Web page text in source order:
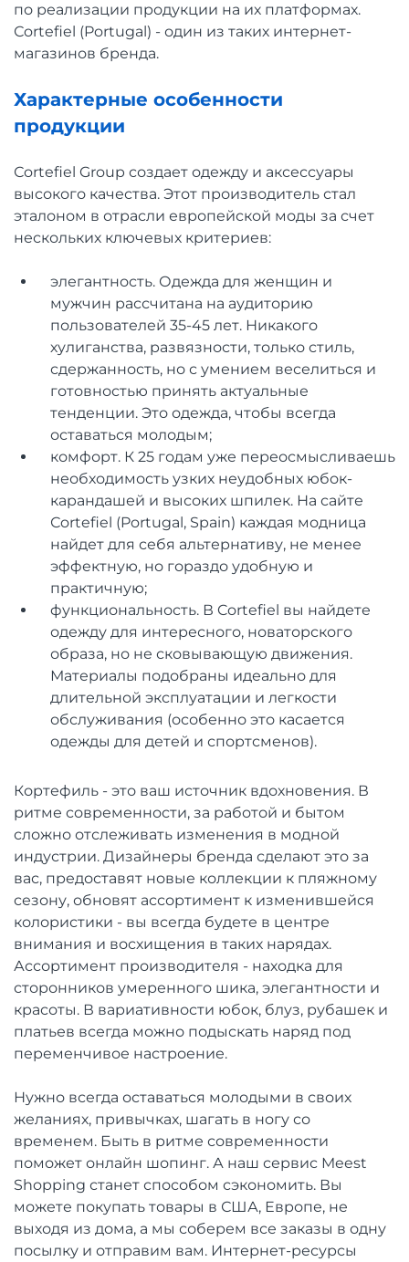
по реализации продукции на их платформах.
Сortefiel (Portugal) - один из таких интернет-
магазинов бренда.
Характерные особенности
продукции
Сortefiel Group создает одежду и аксессуары
высокого качества. Этот производитель стал
эталоном в отрасли европейской моды за счет
нескольких ключевых критериев:
элегантность. Одежда для женщин и
мужчин рассчитана на аудиторию
пользователей 35-45 лет. Никакого
хулиганства, развязности, только стиль,
сдержанность, но с умением веселиться и
готовностью принять актуальные
тенденции. Это одежда, чтобы всегда
оставаться молодым;
комфорт. К 25 годам уже переосмысливаешь
необходимость узких неудобных юбок-
карандашей и высоких шпилек. На сайте
Сortefiel (Portugal, Spain) каждая модница
найдет для себя альтернативу, не менее
эффектную, но гораздо удобную и
практичную;
функциональность. В Cortefiel вы найдете
одежду для интересного, новаторского
образа, но не сковывающую движения.
Материалы подобраны идеально для
длительной эксплуатации и легкости
обслуживания (особенно это касается
одежды для детей и спортсменов).
Кортефиль - это ваш источник вдохновения. В
ритме современности, за работой и бытом
сложно отслеживать изменения в модной
индустрии. Дизайнеры бренда сделают это за
вас, предоставят новые коллекции к пляжному
сезону, обновят ассортимент к изменившейся
колористики - вы всегда будете в центре
внимания и восхищения в таких нарядах.
Ассортимент производителя - находка для
сторонников умеренного шика, элегантности и
красоты. В вариативности юбок, блуз, рубашек и
платьев всегда можно подыскать наряд под
переменчивое настроение.
Нужно всегда оставаться молодыми в своих
желаниях, привычках, шагать в ногу со
временем. Быть в ритме современности
поможет онлайн шопинг. А наш сервис Meest
Shopping станет способом сэкономить. Вы
можете покупать товары в США, Европе, не
выходя из дома, а мы соберем все заказы в одну
посылку и отправим вам. Интернет-ресурсы